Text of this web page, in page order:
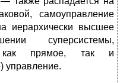
самоуправление
иерархически высшее
суперсистемы,
прямое, так и
управление.